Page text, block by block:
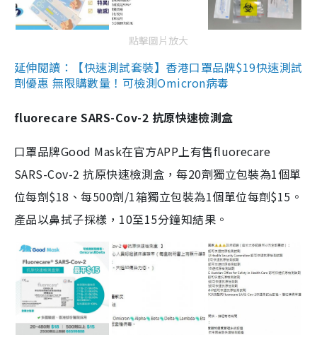
點擊圖片放大
延伸閱讀：【快速測試套裝】香港口罩品牌$19快速測試
劑優惠 無限購數量！可檢測Omicron病毒
fluorecare SARS-Cov-2 抗原快速檢測盒
口罩品牌Good Mask在官方APP上有售fluorecare
SARS-Cov-2 抗原快速檢測盒，每20劑獨立包裝為1個單
位每劑$18、每500劑/1箱獨立包裝為1個單位每劑$15。
產品以鼻拭子採樣，10至15分鐘知結果。